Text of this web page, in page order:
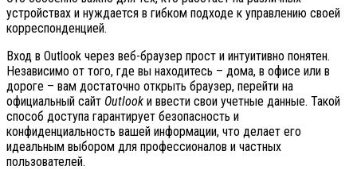
устройствах и нуждается в гибком подходе к управлению своей
корреспонденцией.
Вход в Outlook через веб-браузер прост и интуитивно понятен.
Независимо от того, где вы находитесь – дома, в офисе или в
дороге – вам достаточно открыть браузер, перейти на
официальный сайт Outlook и ввести свои учетные данные. Такой
способ доступа гарантирует безопасность и
конфиденциальность вашей информации, что делает его
идеальным выбором для профессионалов и частных
пользователей.